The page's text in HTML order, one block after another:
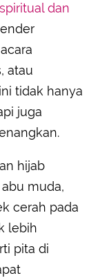
dan
atau
tidak hanya
juga
hijab
muda,
cerah pada
lebih
pita di